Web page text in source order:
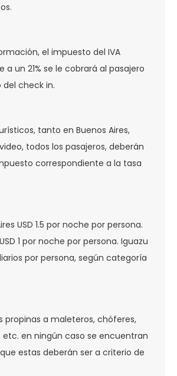
el impuesto del IVA
a un 21% se le cobrará al pasajero
check in.
tanto en Buenos Aires,
todos los pasajeros, deberán
correspondiente a la tasa
USD 1.5 por noche por persona.
1 por noche por persona. Iguazu
por persona, según categoría
propinas a maleteros, chóferes,
etc. en ningún caso se encuentran
estas deberán ser a criterio de